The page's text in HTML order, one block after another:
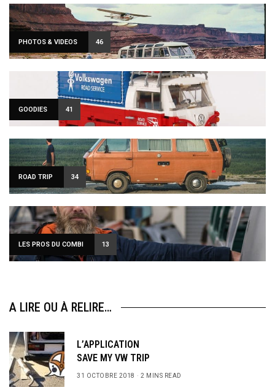
PHOTOS & VIDEOS 46
GOODIES 41
ROAD TRIP 34
LES PROS DU COMBI 13
A LIRE OU À RELIRE…
L’APPLICATION
SAVE MY VW TRIP
31 OCTOBRE 2018 2 MINS READ